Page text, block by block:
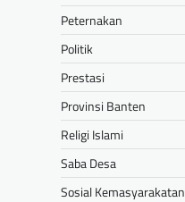
Peternakan
Politik
Prestasi
Provinsi Banten
Religi Islami
Saba Desa
Sosial Kemasyarakatan